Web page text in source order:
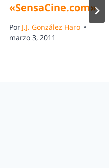
«SensaCine.com»
Por J.J. González Haro
marzo 3, 2011